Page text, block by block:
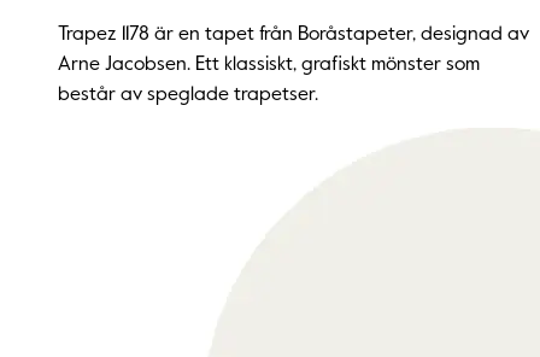
Trapez 1178 är en tapet från Boråstapeter, designad av
Arne Jacobsen. Ett klassiskt, grafiskt mönster som
består av speglade trapetser.